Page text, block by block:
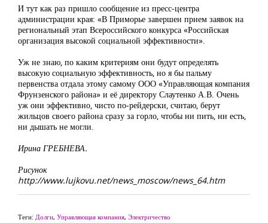
И тут как раз пришло сообщение из пресс-центра
администрации края: «В Приморье завершен прием заявок на
региональный этап Всероссийского конкурса «Российская
организация высокой социальной эффективности».
Уж не знаю, по каким критериям они будут определять
высокую социальную эффективность, но я бы пальму
первенства отдала этому самому ООО «Управляющая компания
Фрунзенского района» и её директору Слаутенко А.В. Очень
уж они эффективно, чисто по-рейдерски, считаю, берут
жильцов своего района сразу за горло, чтобы ни пить, ни есть,
ни дышать не могли.
Ирина ГРЕБНЕВА.
Рисунок
http://www.lujkovu.net/news_moscow/news_64.htm
Теги: Долги, Управляющая компания, Электричество